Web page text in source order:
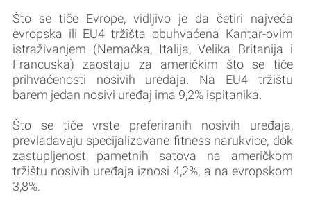
Što se tiče Evrope, vidljivo je da četiri najveća
evropska ili EU4 tržišta obuhvaćena Kantar-ovim
istraživanjem (Nemačka, Italija, Velika Britanija i
Francuska) zaostaju za američkim što se tiče
prihvaćenosti nosivih uređaja. Na EU4 tržištu
barem jedan nosivi uređaj ima 9,2% ispitanika.
Što se tiče vrste preferiranih nosivih uređaja,
prevladavaju specijalizovane fitness narukvice, dok
zastupljenost pametnih satova na američkom
tržištu nosivih uređaja iznosi 4,2%, a na evropskom
3,8%.